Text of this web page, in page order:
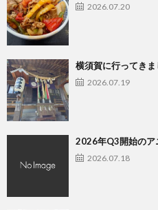
2026.07.20
横須賀に行ってきま
2026.07.19
2026年Q3開始のア
2026.07.18